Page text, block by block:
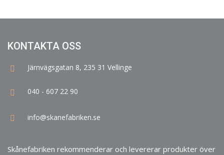
KONTAKTA OSS
Järnvägsgatan 8, 235 31 Vellinge
040 - 607 22 90
info@skanefabriken.se
Skånefabriken rekommenderar och levererar produkter över